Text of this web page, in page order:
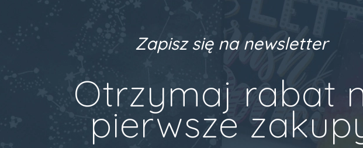
Zapisz się na newsletter
Otrzymaj rabat
pierwsze